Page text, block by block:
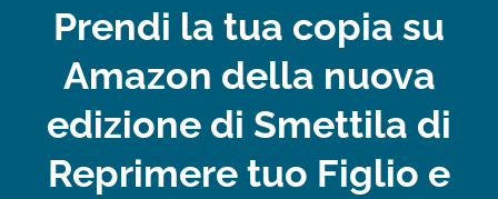
Prendi la tua copia su
Amazon della nuova
edizione di Smettila di
Reprimere tuo Figlio e